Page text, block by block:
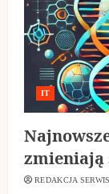
IT
zmieniają
REDAKCJA